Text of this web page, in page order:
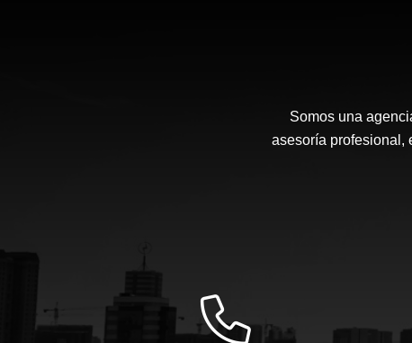
Somos una
asesoría profesional,